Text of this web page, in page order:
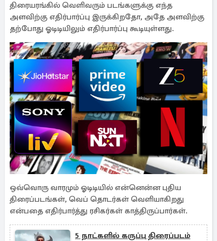
திரையரங்கில் வெளிவரும் படங்களுக்கு எந்த
அளவிற்கு எதிர்பார்ப்பு இருக்கிறதோ, அதே அளவிற்கு
தற்போது ஓடிடியிலும் எதிர்பார்ப்பு கூடியுள்ளது.
ஒவ்வொரு வாரமும் ஓடிடியில் என்னென்ன புதிய
திரைப்படங்கள், வெப் தொடர்கள் வெளியாகிறது
என்பதை எதிர்பார்த்து ரசிகர்கள் காத்திருப்பார்கள்.
5 நாட்களில் கருப்பு திரைப்படம்